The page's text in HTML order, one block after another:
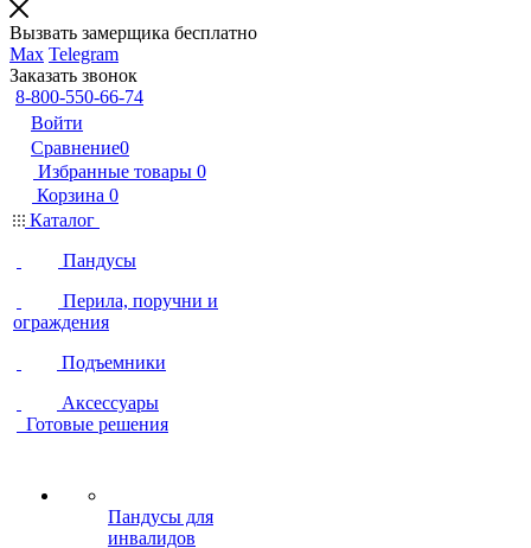
Вызвать замерщика бесплатно
Max Telegram
Заказать звонок
8-800-550-66-74
Войти
Сравнение0
Избранные товары 0
Корзина 0
Каталог
Пандусы
Перила, поручни и
ограждения
Подъемники
Аксессуары
Готовые решения
Пандусы для
инвалидов